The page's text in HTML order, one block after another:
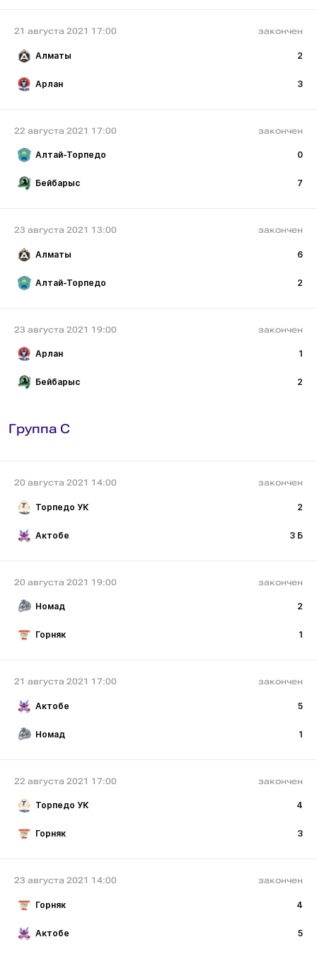
21 августа 2021 17:00 закончен
Алматы 2
Арлан 3
22 августа 2021 17:00 закончен
Алтай-Торпедо 0
Бейбарыс 7
23 августа 2021 13:00 закончен
Алматы 6
Алтай-Торпедо 2
23 августа 2021 19:00 закончен
Арлан 1
Бейбарыс 2
Группа C
20 августа 2021 14:00 закончен
Торпедо УК 2
Актобе 3 Б
20 августа 2021 19:00 закончен
Номад 2
Горняк 1
21 августа 2021 17:00 закончен
Актобе 5
Номад 1
22 августа 2021 17:00 закончен
Торпедо УК 4
Горняк 3
23 августа 2021 14:00 закончен
Горняк 4
Актобе 5